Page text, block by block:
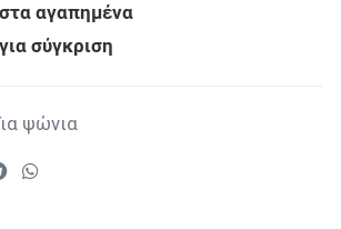
αγαπημένα
σύγκριση
ψώνια